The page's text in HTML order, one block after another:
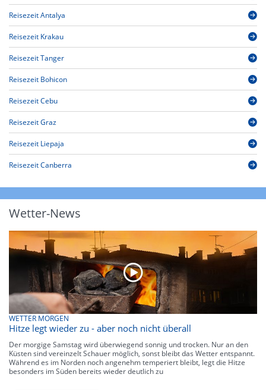
Reisezeit Antalya
Reisezeit Krakau
Reisezeit Tanger
Reisezeit Bohicon
Reisezeit Cebu
Reisezeit Graz
Reisezeit Liepaja
Reisezeit Canberra
Wetter-News
WETTER MORGEN
Hitze legt wieder zu - aber noch nicht überall
Der morgige Samstag wird überwiegend sonnig und trocken. Nur an den
Küsten sind vereinzelt Schauer möglich, sonst bleibt das Wetter entspannt.
Während es im Norden noch angenehm temperiert bleibt, legt die Hitze
besonders im Süden bereits wieder deutlich zu